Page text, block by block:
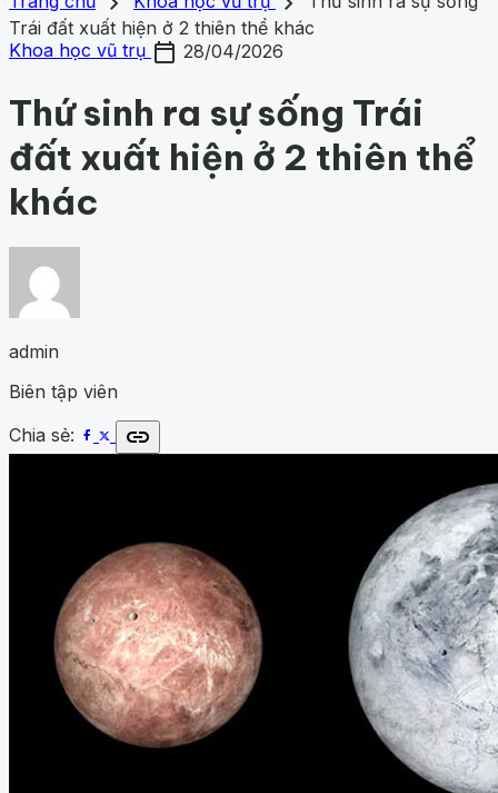
Chủ đề
Khám phá khoa học 427 Khoa học vũ trụ
nghệ
84
Gợi ý danh mục
Khám phá khoa họcKhoa học vũ trụ
Trái đất xuất hiện ở 2 thiên thể khác
Khoa học vũ trụ calendar_today 28/04/2026
Thứ sinh ra sự sống Trái
đất xuất hiện ở 2 thiên thể
khác
admin
Biên tập viên
Chia sẻ:
link